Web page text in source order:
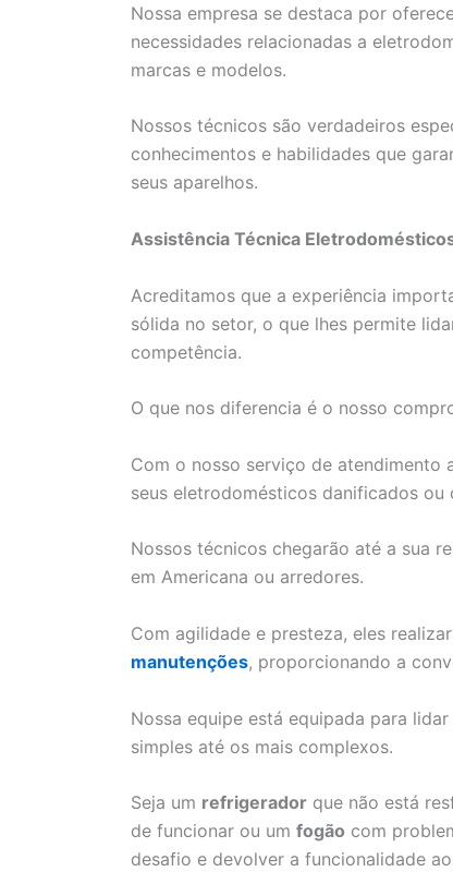
Nossa empresa se destaca por
necessidades relacionadas a
marcas e modelos.
Nossos técnicos são verdadeiros
conhecimentos e habilidades que
seus aparelhos.
Assistência Técnica
Acreditamos que a experiência
sólida no setor, o que lhes permite
competência.
O que nos diferencia é o nosso
Com o nosso serviço de
seus eletrodomésticos danificados ou
Nossos técnicos chegarão até a sua
em Americana ou arredores.
Com agilidade e presteza, eles
manutenções, proporcionando a
Nossa equipe está equipada para
simples até os mais complexos.
Seja um refrigerador que não está
de funcionar ou um fogão com
desafio e devolver a funcionalidade